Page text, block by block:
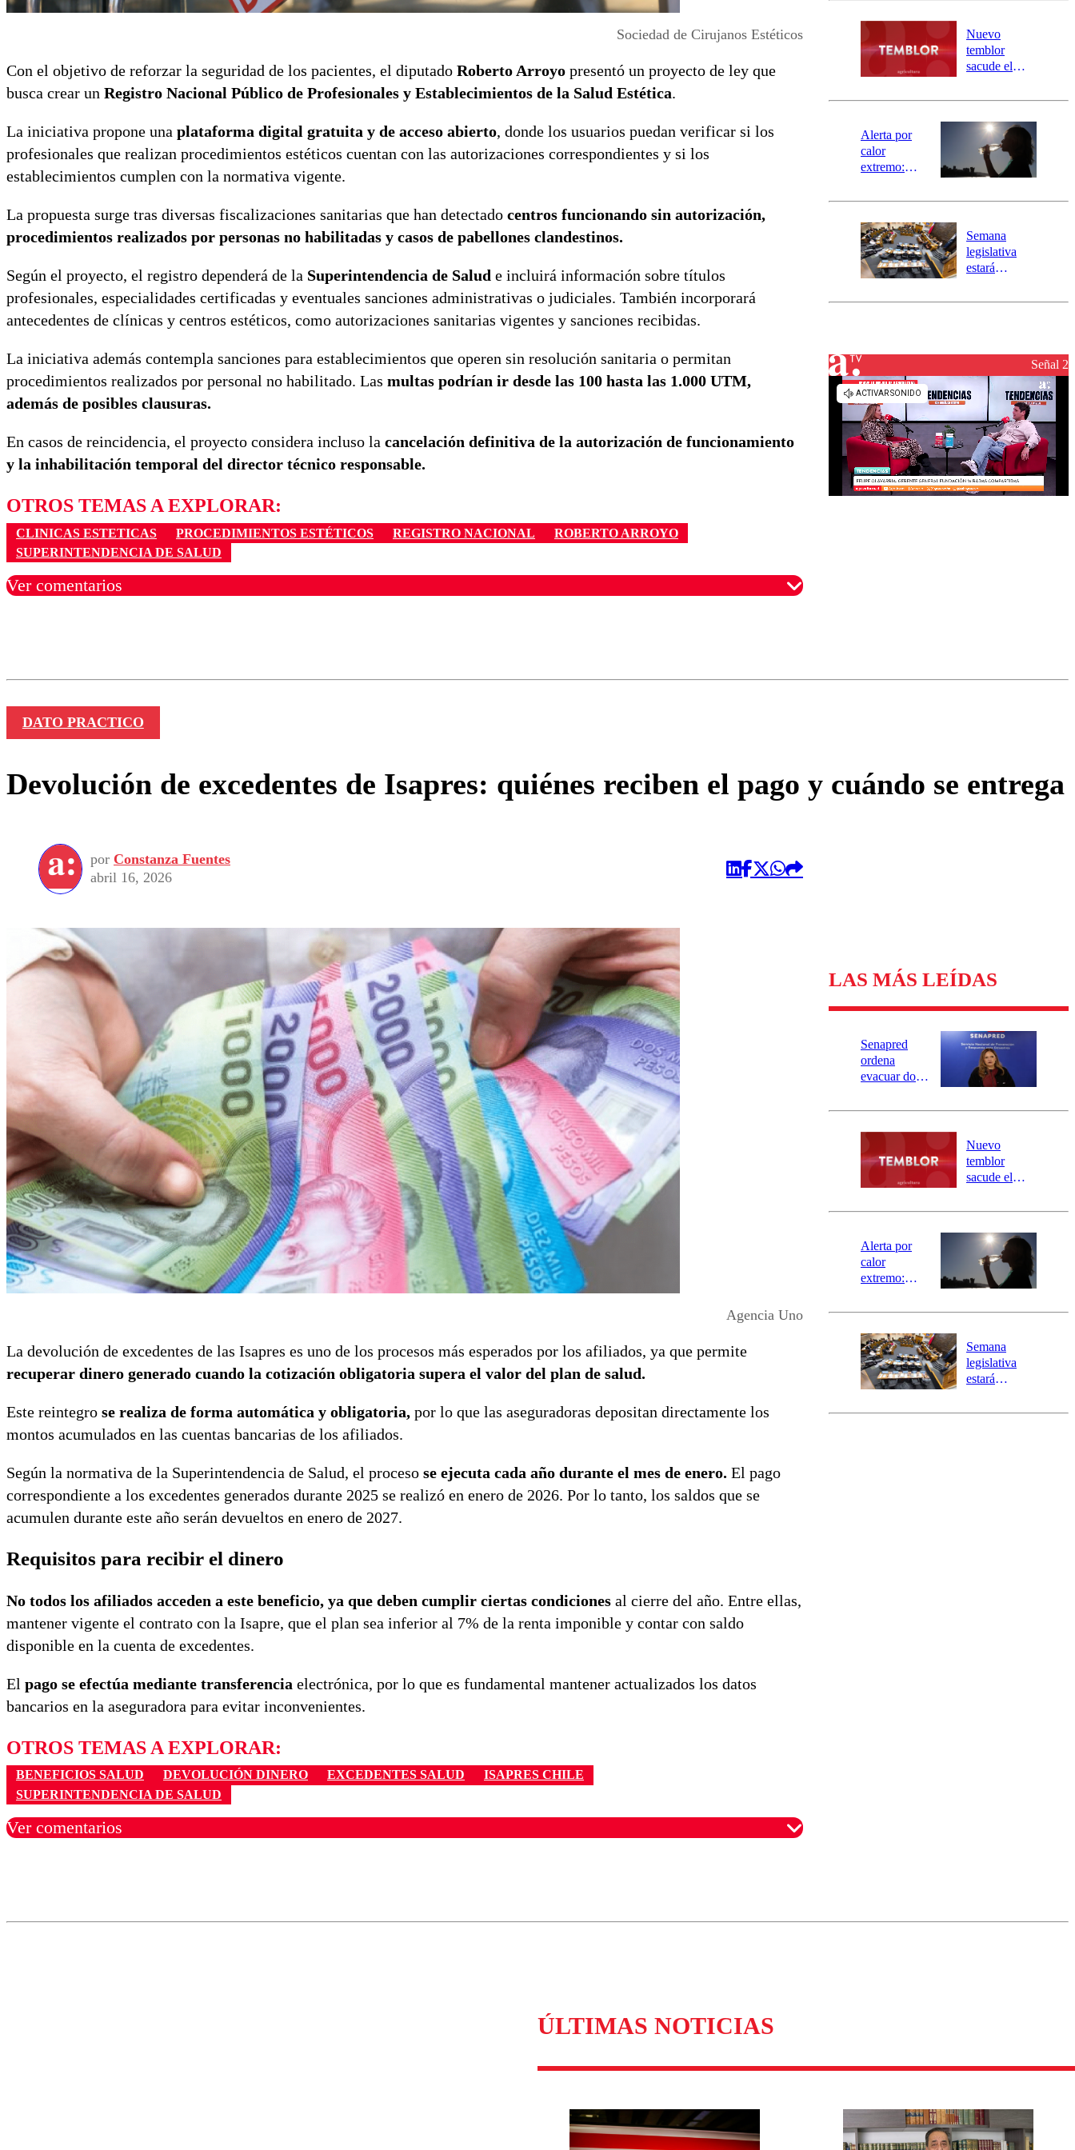
Sociedad de Cirujanos Estéticos
Con el objetivo de reforzar la seguridad de los pacientes, el diputado Roberto Arroyo presentó un proyecto de ley que
busca crear un Registro Nacional Público de Profesionales y Establecimientos de la Salud Estética.
La iniciativa propone una plataforma digital gratuita y de acceso abierto, donde los usuarios puedan verificar si los
profesionales que realizan procedimientos estéticos cuentan con las autorizaciones correspondientes y si los
establecimientos cumplen con la normativa vigente.
La propuesta surge tras diversas fiscalizaciones sanitarias que han detectado centros funcionando sin autorización,
procedimientos realizados por personas no habilitadas y casos de pabellones clandestinos.
Según el proyecto, el registro dependerá de la Superintendencia de Salud e incluirá información sobre títulos
profesionales, especialidades certificadas y eventuales sanciones administrativas o judiciales. También incorporará
antecedentes de clínicas y centros estéticos, como autorizaciones sanitarias vigentes y sanciones recibidas.
La iniciativa además contempla sanciones para establecimientos que operen sin resolución sanitaria o permitan
procedimientos realizados por personal no habilitado. Las multas podrían ir desde las 100 hasta las 1.000 UTM,
además de posibles clausuras.
En casos de reincidencia, el proyecto considera incluso la cancelación definitiva de la autorización de funcionamiento
y la inhabilitación temporal del director técnico responsable.
OTROS TEMAS A EXPLORAR:
CLINICAS ESTETICAS PROCEDIMIENTOS ESTÉTICOS REGISTRO NACIONAL
ROBERTO ARROYO
SUPERINTENDENCIA DE SALUD
Ver comentarios
río Damas:
activa
mensajería
SAE
Nuevo
temblor
sacude el
revisa la
epicentro
Alerta por
calor
extremo:
activa Alerta
Preventiva en
tres comunas
Semana
legislativa
estará
el fin de la
reconstrucciónSeñal 2
DATO PRACTICO
Devolución de excedentes de Isapres: quiénes reciben el pago y cuándo se entrega
por Constanza Fuentes
abril 16, 2026
Agencia Uno
La devolución de excedentes de las Isapres es uno de los procesos más esperados por los afiliados, ya que permite
recuperar dinero generado cuando la cotización obligatoria supera el valor del plan de salud.
Este reintegro se realiza de forma automática y obligatoria, por lo que las aseguradoras depositan directamente los
montos acumulados en las cuentas bancarias de los afiliados.
Según la normativa de la Superintendencia de Salud, el proceso se ejecuta cada año durante el mes de enero. El pago
correspondiente a los excedentes generados durante 2025 se realizó en enero de 2026. Por lo tanto, los saldos que se
acumulen durante este año serán devueltos en enero de 2027.
Requisitos para recibir el dinero
No todos los afiliados acceden a este beneficio, ya que deben cumplir ciertas condiciones al cierre del año. Entre ellas,
mantener vigente el contrato con la Isapre, que el plan sea inferior al 7% de la renta imponible y contar con saldo
disponible en la cuenta de excedentes.
El pago se efectúa mediante transferencia electrónica, por lo que es fundamental mantener actualizados los datos
bancarios en la aseguradora para evitar inconvenientes.
OTROS TEMAS A EXPLORAR:
BENEFICIOS SALUD DEVOLUCIÓN DINERO EXCEDENTES SALUD
ISAPRES CHILE
SUPERINTENDENCIA DE SALUD
Ver comentarios
LAS MÁS LEÍDAS
Senapred
ordena
evacuar dos
Carahue por
río Damas:
activa
mensajería
SAE
Nuevo
temblor
sacude el
revisa la
epicentro
Alerta por
calor
extremo:
activa Alerta
Preventiva en
tres comunas
Semana
legislativa
estará
el fin de la
ÚLTIMAS NOTICIAS